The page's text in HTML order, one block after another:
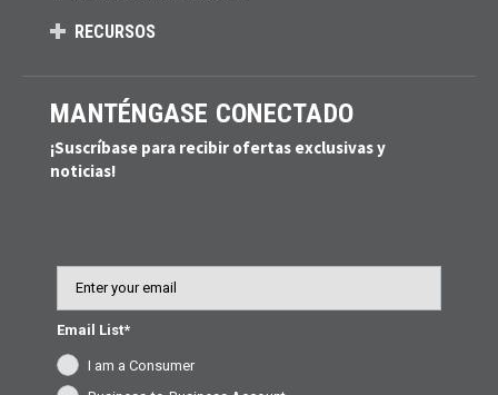
RECURSOS
MANTÉNGASE CONECTADO
¡Suscríbase para recibir ofertas exclusivas y
noticias!
Email List*
I am a Consumer